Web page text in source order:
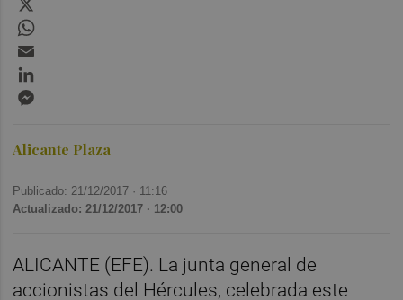
Alicante Plaza
Publicado: 21/12/2017 · 11:16
Actualizado: 21/12/2017 · 12:00
ALICANTE (EFE). La junta general de
accionistas del Hércules, celebrada este